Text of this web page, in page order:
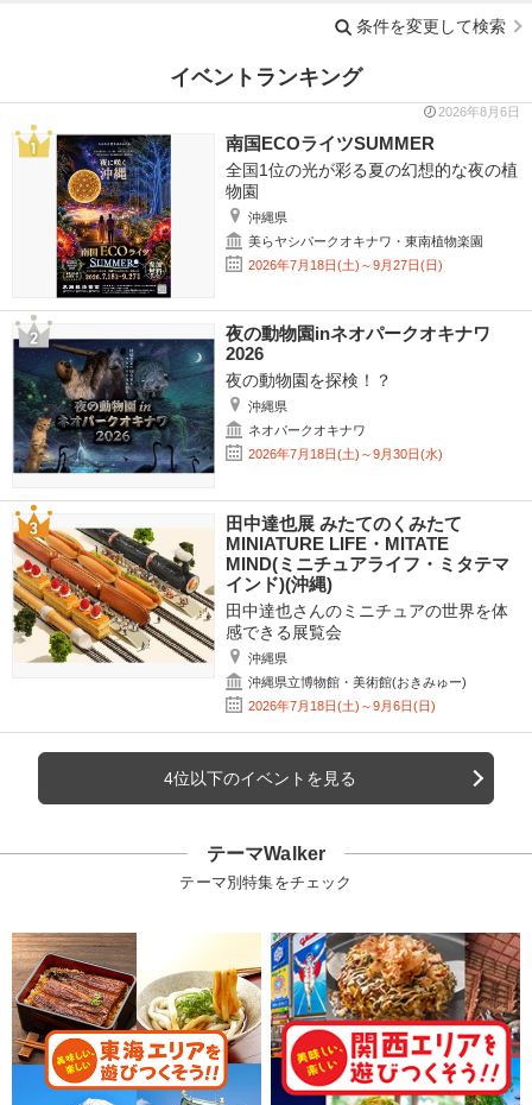
条件を変更して検索
イベントランキング
2026年8月6日
南国ECOライツSUMMER
全国1位の光が彩る夏の幻想的な夜の植
物園
沖縄県
美らヤシパークオキナワ・東南植物楽園
2026年7月18日(土)～9月27日(日)
夜の動物園inネオパークオキナワ
2026
夜の動物園を探検！？
沖縄県
ネオパークオキナワ
2026年7月18日(土)～9月30日(水)
田中達也展 みたてのくみたて
MINIATURE LIFE・MITATE
MIND(ミニチュアライフ・ミタテマ
インド)(沖縄)
田中達也さんのミニチュアの世界を体
感できる展覧会
沖縄県
沖縄県立博物館・美術館(おきみゅー)
2026年7月18日(土)～9月6日(日)
4位以下のイベントを見る
テーマWalker
テーマ別特集をチェック